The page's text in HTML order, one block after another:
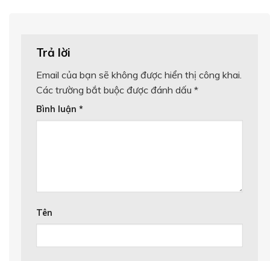
Trả lời
Email của bạn sẽ không được hiển thị công khai.
Các trường bắt buộc được đánh dấu *
Bình luận *
Tên